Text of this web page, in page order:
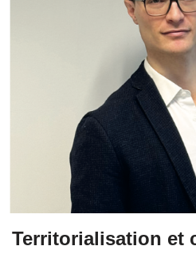
Territorialisation et